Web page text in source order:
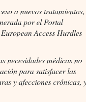
a nuevos tratamientos,
por el Portal
Access Hurdles
necesidades médicas no
para satisfacer las
y afecciones crónicas,